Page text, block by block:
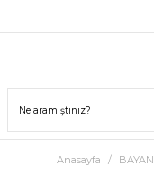
Anasayfa BAYAN